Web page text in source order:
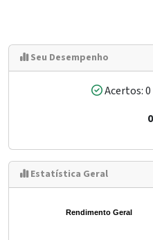
Seu Desempenho
Acertos:
Estatística Geral
Rendimento Geral